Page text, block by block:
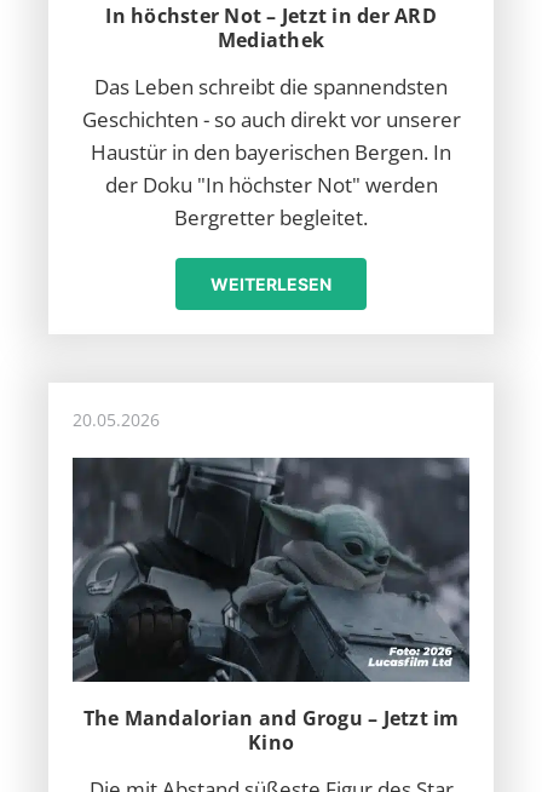
In höchster Not – Jetzt in der ARD
Mediathek
Das Leben schreibt die spannendsten
Geschichten - so auch direkt vor unserer
Haustür in den bayerischen Bergen. In
der Doku "In höchster Not" werden
Bergretter begleitet.
WEITERLESEN
20.05.2026
The Mandalorian and Grogu – Jetzt im
Kino